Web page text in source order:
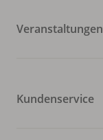
Veranstaltungen
Kundenservice